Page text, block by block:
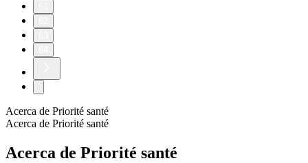
Acerca de Priorité santé
Acerca de Priorité santé
Acerca de Priorité santé